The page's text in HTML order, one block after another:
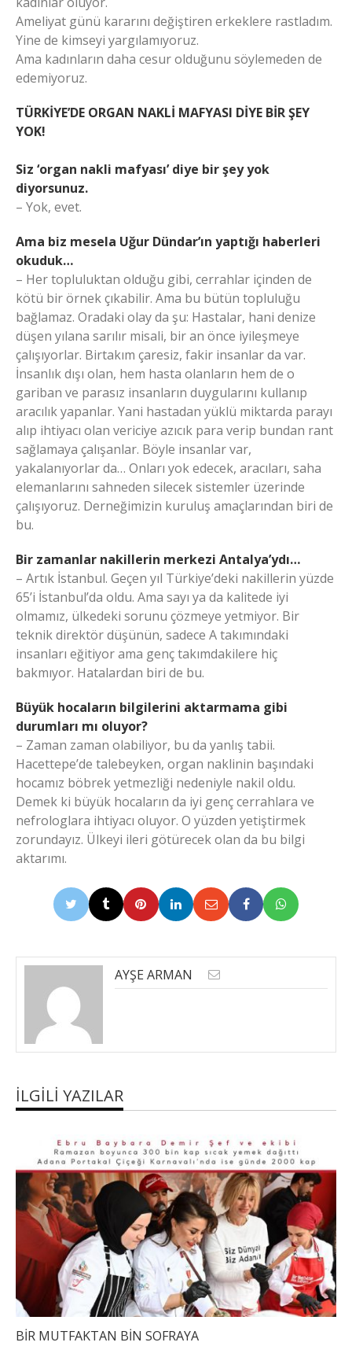
Ameliyat günü kararını değiştiren erkeklere rastladım.
Yine de kimseyi yargılamıyoruz.
Ama kadınların daha cesur olduğunu söylemeden de
edemiyoruz.
TÜRKİYE’DE ORGAN NAKLİ MAFYASI DİYE BİR ŞEY
YOK!
Siz ‘organ nakli mafyası’ diye bir şey yok
diyorsunuz.
– Yok, evet.
Ama biz mesela Uğur Dündar’ın yaptığı haberleri
okuduk…
– Her topluluktan olduğu gibi, cerrahlar içinden de
kötü bir örnek çıkabilir. Ama bu bütün topluluğu
bağlamaz. Oradaki olay da şu: Hastalar, hani denize
düşen yılana sarılır misali, bir an önce iyileşmeye
çalışıyorlar. Birtakım çaresiz, fakir insanlar da var.
İnsanlık dışı olan, hem hasta olanların hem de o
gariban ve parasız insanların duygularını kullanıp
aracılık yapanlar. Yani hastadan yüklü miktarda parayı
alıp ihtiyacı olan vericiye azıcık para verip bundan rant
sağlamaya çalışanlar. Böyle insanlar var,
yakalanıyorlar da… Onları yok edecek, aracıları, saha
elemanlarını sahneden silecek sistemler üzerinde
çalışıyoruz. Derneğimizin kuruluş amaçlarından biri de
bu.
Bir zamanlar nakillerin merkezi Antalya’ydı…
– Artık İstanbul. Geçen yıl Türkiye’deki nakillerin yüzde
65’i İstanbul’da oldu. Ama sayı ya da kalitede iyi
olmamız, ülkedeki sorunu çözmeye yetmiyor. Bir
teknik direktör düşünün, sadece A takımındaki
insanları eğitiyor ama genç takımdakilere hiç
bakmıyor. Hatalardan biri de bu.
Büyük hocaların bilgilerini aktarmama gibi
durumları mı oluyor?
– Zaman zaman olabiliyor, bu da yanlış tabii.
Hacettepe’de talebeyken, organ naklinin başındaki
hocamız böbrek yetmezliği nedeniyle nakil oldu.
Demek ki büyük hocaların da iyi genç cerrahlara ve
nefrologlara ihtiyacı oluyor. O yüzden yetiştirmek
zorundayız. Ülkeyi ileri götürecek olan da bu bilgi
aktarımı.
AYŞE ARMAN
İLGILI YAZILAR
BİR MUTFAKTAN BİN SOFRAYA